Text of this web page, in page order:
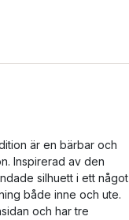
är en bärbar och
Inspirerad av den
silhuett i ett något
både inne och ute.
och har tre